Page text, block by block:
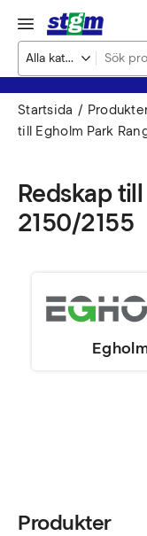
Startsida
till Egholm Park
Redskap
2150/2155
Produkter